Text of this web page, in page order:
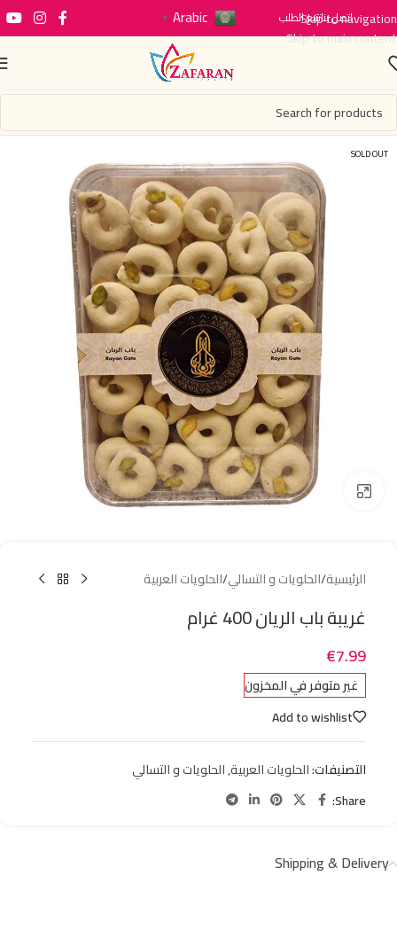
Skip to navigation
Skip to main content
اتصل بناتتبع الطلب Arabic
▼
SOLD OUT
Click to enlarge
الرئيسية/الحلويات و التسالي/الحلويات العربية
غريبة باب الريان 400 غرام
€7.99
غير متوفر في المخزون
Add to wishlist
التصنيفات:الحلويات العربية,الحلويات و التسالي
Share:
Shipping & Delivery